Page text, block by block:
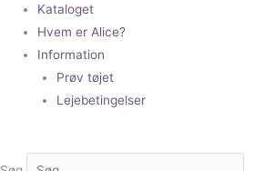
Kataloget
Hvem er Alice?
Information
Prøv tøjet
Lejebetingelser